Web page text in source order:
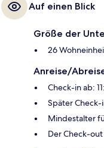
Auf einen Blick
Größe der
26
Anreise/
Check-in ab:
Später
Mindestalter
Der Check-